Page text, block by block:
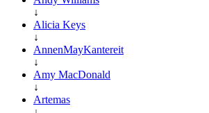
↓
Alicia Keys
↓
AnnenMayKantereit
↓
Amy MacDonald
↓
Artemas